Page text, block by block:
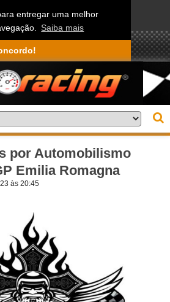
entregar uma melhor
Saiba mais
por Automobilismo
Emilia Romagna
às 20:45